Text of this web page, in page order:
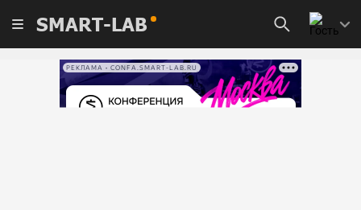
SMART-LAB
РЕКЛАМА • CONFA.SMART-LAB.RU